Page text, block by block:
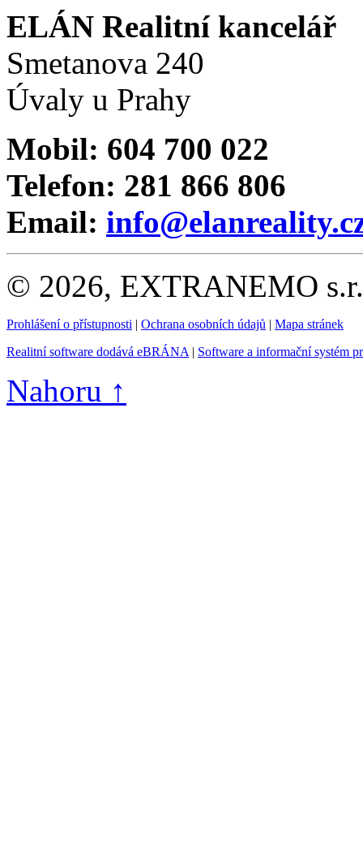
ELÁN Realitní kancelář
Smetanova 240
Úvaly u Prahy
Mobil: 604 700 022
Telefon: 281 866 806
Email:
© 2026, EXTRANEMO
Prohlášení o přístupnosti | Ochrana osobních údajů | Mapa stránek
Realitní software dodává eBRÁNA | Software a informační systém
Nahoru ↑